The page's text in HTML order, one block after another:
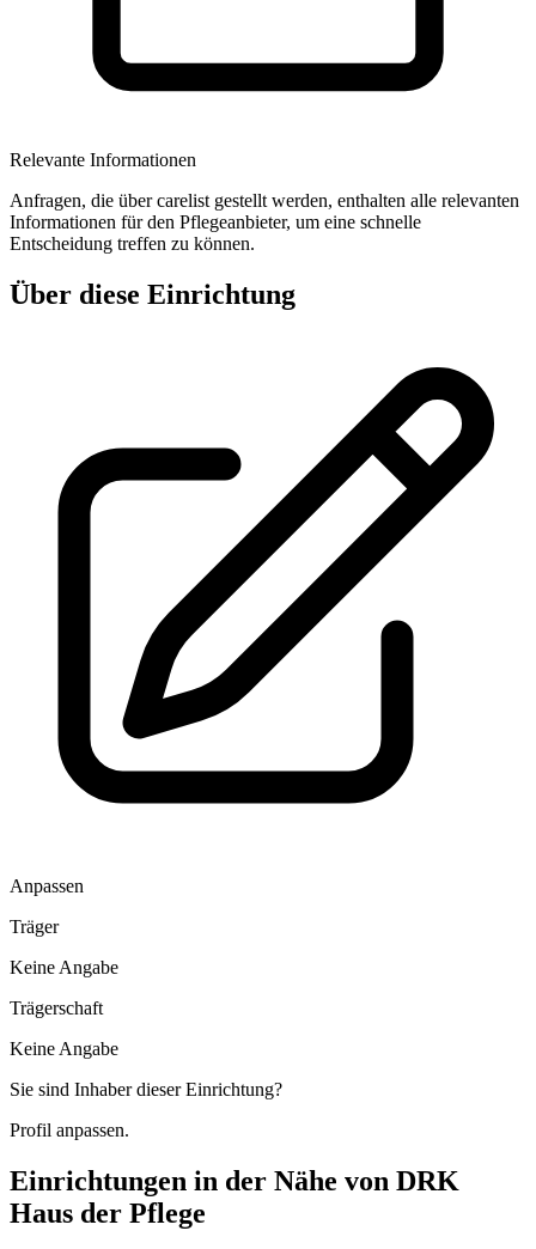
Relevante Informationen
Anfragen, die über carelist gestellt werden, enthalten alle relevanten
Informationen für den Pflegeanbieter, um eine schnelle
Entscheidung treffen zu können.
Über diese Einrichtung
Anpassen
Träger
Keine Angabe
Trägerschaft
Keine Angabe
Sie sind Inhaber dieser Einrichtung?
Profil anpassen.
Einrichtungen in der Nähe von DRK
Haus der Pflege